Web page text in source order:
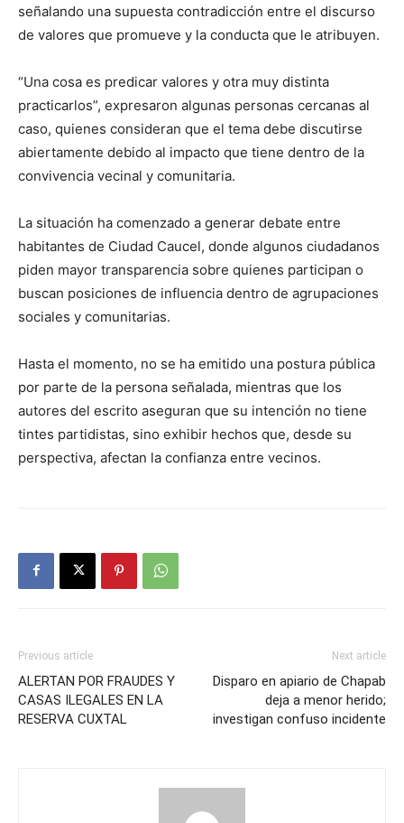
señalando una supuesta contradicción entre el discurso
de valores que promueve y la conducta que le atribuyen.
“Una cosa es predicar valores y otra muy distinta
practicarlos”, expresaron algunas personas cercanas al
caso, quienes consideran que el tema debe discutirse
abiertamente debido al impacto que tiene dentro de la
convivencia vecinal y comunitaria.
La situación ha comenzado a generar debate entre
habitantes de Ciudad Caucel, donde algunos ciudadanos
piden mayor transparencia sobre quienes participan o
buscan posiciones de influencia dentro de agrupaciones
sociales y comunitarias.
Hasta el momento, no se ha emitido una postura pública
por parte de la persona señalada, mientras que los
autores del escrito aseguran que su intención no tiene
tintes partidistas, sino exhibir hechos que, desde su
perspectiva, afectan la confianza entre vecinos.
Previous article
ALERTAN POR FRAUDES Y
CASAS ILEGALES EN LA
RESERVA CUXTAL
Next article
Disparo en apiario de Chapab
deja a menor herido;
investigan confuso incidente